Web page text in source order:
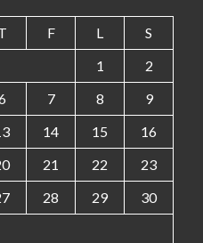
F L
S
1
2
7 8
9
14 15
16
21 22
23
28 29
30